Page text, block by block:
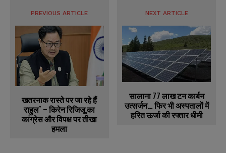
PREVIOUS ARTICLE
खतरनाक रास्ते पर जा रहे हैं
राहुल’ – किरेन रिजिजू का
कांग्रेस और विपक्ष पर तीखा
हमला
NEXT ARTICLE
सालाना 77 लाख टन कार्बन
उत्सर्जन… फिर भी अस्पतालों में
हरित ऊर्जा की रफ्तार धीमी